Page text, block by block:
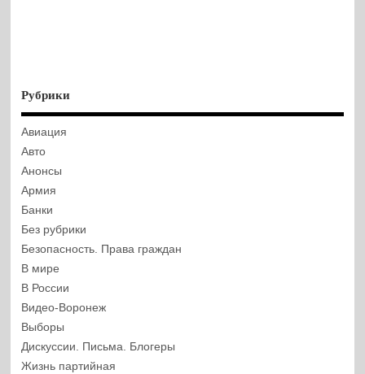
Рубрики
Авиация
Авто
Анонсы
Армия
Банки
Без рубрики
Безопасность. Права граждан
В мире
В России
Видео-Воронеж
Выборы
Дискуссии. Письма. Блогеры
Жизнь партийная